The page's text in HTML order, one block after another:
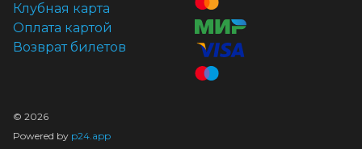
Клубная карта
Оплата картой
Возврат билетов
© 2026
Powered by p24.app